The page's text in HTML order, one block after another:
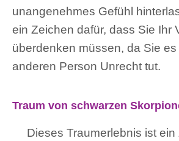
unangenehmes Gefühl
ein Zeichen dafür, dass Sie Ihr
überdenken müssen, da Sie
anderen Person Unrecht tut.
Traum von schwarzen
Dieses Traumerlebnis ist ein